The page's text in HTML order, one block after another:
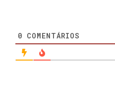
0 COMENTÁRIOS